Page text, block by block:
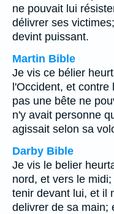
ne pouvait lui
délivrer ses
devint puissant.
Martin Bible
Je vis ce bélier
l'Occident, et
pas une bête ne
n'y avait personne
agissait selon sa
Darby Bible
Je vis le belier
nord, et vers le
tenir devant lui, et il
delivrer de sa main;